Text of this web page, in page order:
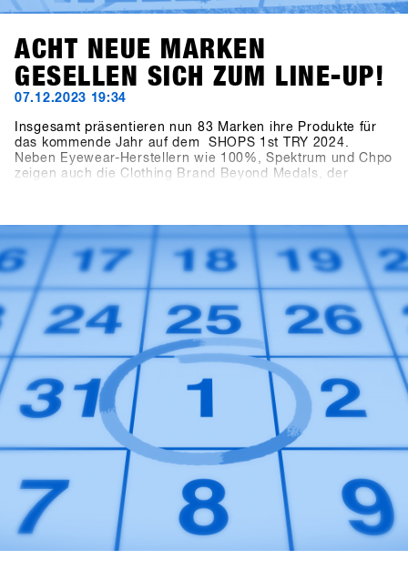
ACHT NEUE MARKEN
GESELLEN SICH ZUM LINE-UP!
07.12.2023 19:34
Insgesamt präsentieren nun 83 Marken ihre Produkte für
das kommende Jahr auf dem SHOPS 1st TRY 2024.
Neben Eyewear-Herstellern wie 100%, Spektrum und Chpo
zeigen auch die Clothing Brand Beyond Medals, der
Neuigkeit über den Zuwachs im Bereich Snowboard
Hardware: Tur Snowboards aus Schweden ist mit
dabei.Melde dich auf SHOPS 1st BASE an, um mehr über
diese neuen Marken zu erfahren!